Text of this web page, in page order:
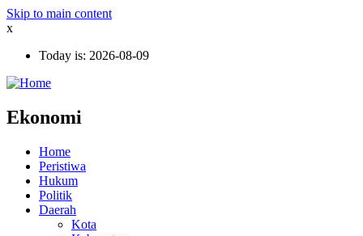
Skip to main content
x
Today is: 2026-08-09
Ekonomi
Home
Peristiwa
Hukum
Politik
Daerah
Kota